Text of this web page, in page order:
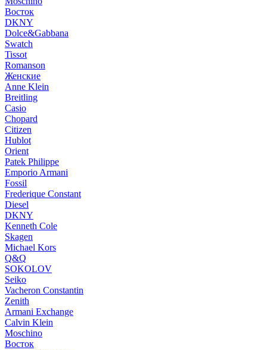
Восток
DKNY
Dolce&Gabbana
Swatch
Tissot
Romanson
Женские
Anne Klein
Breitling
Casio
Chopard
Citizen
Hublot
Orient
Patek Philippe
Emporio Armani
Fossil
Frederique Constant
Diesel
DKNY
Kenneth Cole
Skagen
Michael Kors
Q&Q
SOKOLOV
Seiko
Vacheron Constantin
Zenith
Armani Exchange
Calvin Klein
Moschino
Восток